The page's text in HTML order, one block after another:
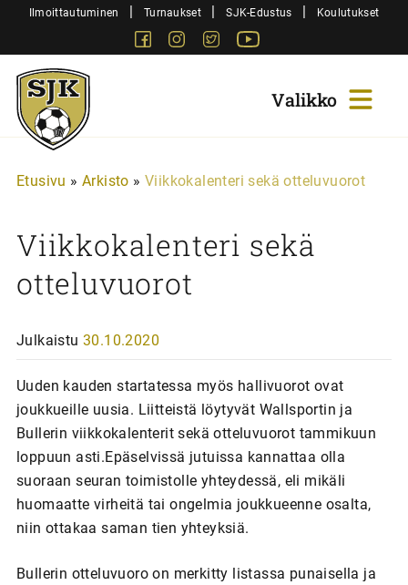
SiirryIlmoittautuminen | Turnaukset | SJK-Edustus | Koulutukset
FacebookInstagram
Twitter
Sjk-
Juniorit
Etusivu » Arkisto » Viikkokalenteri sekä otteluvuorot
Viikkokalenteri sekä
otteluvuorot
Julkaistu 30.10.2020
Uuden kauden startatessa myös hallivuorot ovat
joukkueille uusia. Liitteistä löytyvät Wallsportin ja
Bullerin viikkokalenterit sekä otteluvuorot tammikuun
loppuun asti.Epäselvissä jutuissa kannattaa olla
suoraan seuran toimistolle yhteydessä, eli mikäli
huomaatte virheitä tai ongelmia joukkueenne osalta,
niin ottakaa saman tien yhteyksiä.
Bullerin otteluvuoro on merkitty listassa punaisella ja